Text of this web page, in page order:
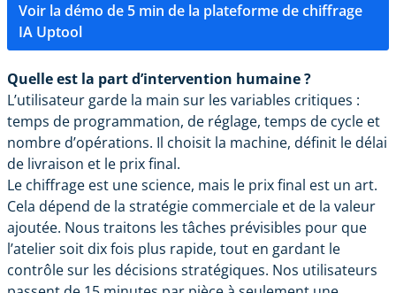
Voir la démo de 5 min de la plateforme de chiffrage
IA Uptool
Quelle est la part d’intervention humaine ?
L’utilisateur garde la main sur les variables critiques :
temps de programmation, de réglage, temps de cycle et
nombre d’opérations. Il choisit la machine, définit le délai
de livraison et le prix final.
Le chiffrage est une science, mais le prix final est un art.
Cela dépend de la stratégie commerciale et de la valeur
ajoutée. Nous traitons les tâches prévisibles pour que
l’atelier soit dix fois plus rapide, tout en gardant le
contrôle sur les décisions stratégiques. Nos utilisateurs